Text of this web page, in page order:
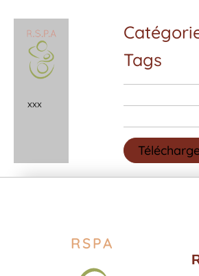
xxx
Tags
RSPA